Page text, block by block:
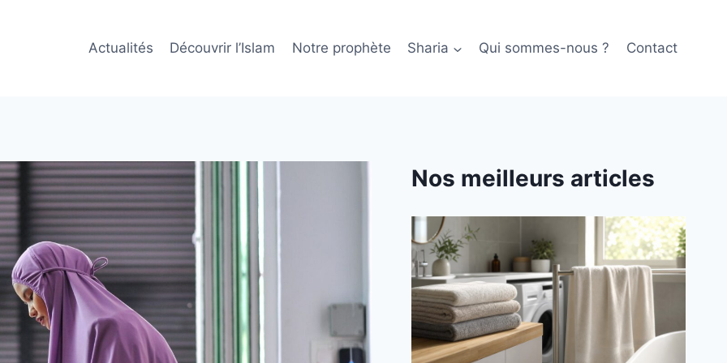
Actualités Découvrir l’Islam Notre prophète Sharia Qui sommes-nous ? Contact
Nos meilleurs articles